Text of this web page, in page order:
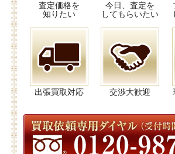
査定価格を
知りたい
今日、査定を
してもらいたい
出張買取対応 交渉大歓迎